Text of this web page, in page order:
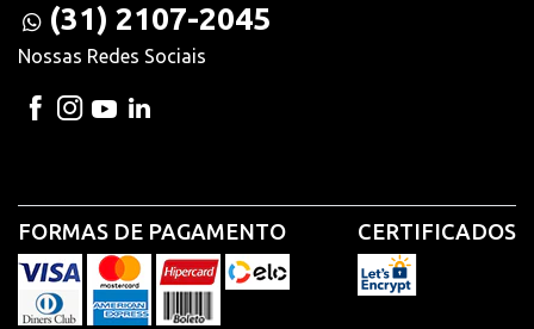
(31) 2107-2045
Nossas Redes Sociais
FORMAS DE PAGAMENTO CERTIFICADOS